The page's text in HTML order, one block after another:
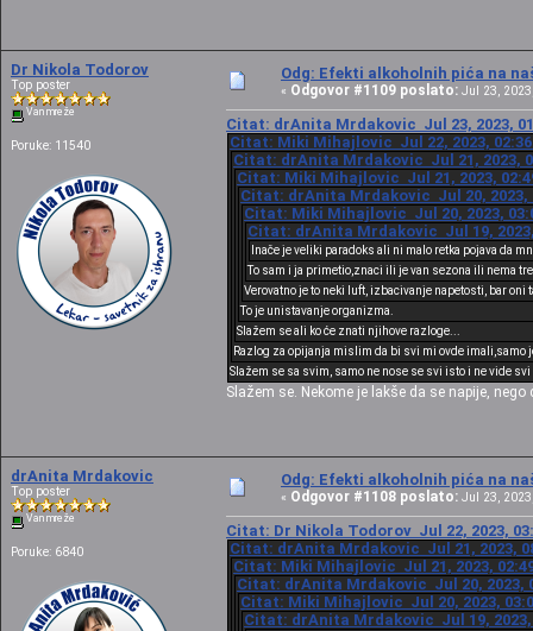
Dr Nikola Todorov
Top poster
Van mreže
Poruke: 11540
Odg: Efekti alkoholnih pića na
« Odgovor #1109 poslato: Jul 23,
Citat: drAnita Mrdakovic Jul 23, 2023,
Citat: Miki Mihajlovic Jul 22, 2023,
Citat: drAnita Mrdakovic Jul 21, 2023,
Citat: Miki Mihajlovic Jul 21, 2023,
Citat: drAnita Mrdakovic Jul 20, 2023,
Citat: Miki Mihajlovic Jul 20, 2023,
Citat: drAnita Mrdakovic Jul 19,
Inače je veliki paradoks ali ni malo retka pojava da
To sam i ja primetio,znaci ili je van sezona ili nema
Verovatno je to neki luft, izbacivanje napetosti, bar oni
To je unistavanje organizma.
Slažem se ali ko će znati njihove razloge...
Razlog za opijanja mislim da bi svi mi ovde imali,samo
Slažem se sa svim, samo ne nose se svi isto i ne vide
Slažem se. Nekome je lakše da se napije,
drAnita Mrdakovic
Top poster
Van mreže
Poruke: 6840
Odg: Efekti alkoholnih pića na
« Odgovor #1108 poslato: Jul 23,
Citat: Dr Nikola Todorov Jul 22, 2023,
Citat: drAnita Mrdakovic Jul 21, 2023,
Citat: Miki Mihajlovic Jul 21, 2023,
Citat: drAnita Mrdakovic Jul 20, 2023,
Citat: Miki Mihajlovic Jul 20, 2023,
Citat: drAnita Mrdakovic Jul 19, 2023,